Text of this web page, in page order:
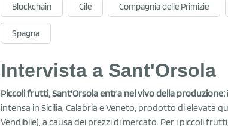
Blockchain Cile Compagnia delle Primizie
Spagna
Intervista a Sant'Orsola
Piccoli frutti, Sant'Orsola entra nel vivo della produzione:
intensa in Sicilia, Calabria e Veneto, prodotto di elevata
Vendibile), a causa dei prezzi di mercato. Per i piccoli